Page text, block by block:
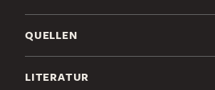
QUELLEN
LITERATUR